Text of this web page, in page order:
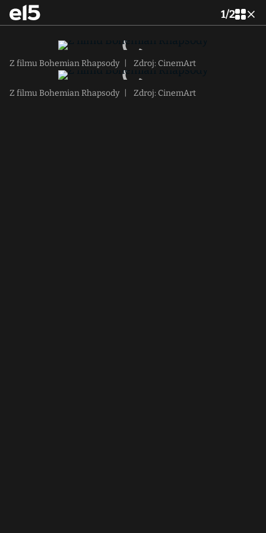
1/2
Z filmu Bohemian Rhapsody Zdroj: CinemArt
Z filmu Bohemian Rhapsody Zdroj: CinemArt